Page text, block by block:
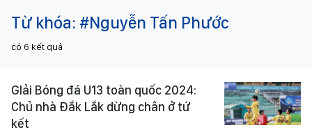
Từ khóa: #Nguyễn Tấn Phước
có 6 kết quả
GIải Bóng đá U13 toàn quốc 2024:
Chủ nhà Đắk Lắk dừng chân ở tứ
kết